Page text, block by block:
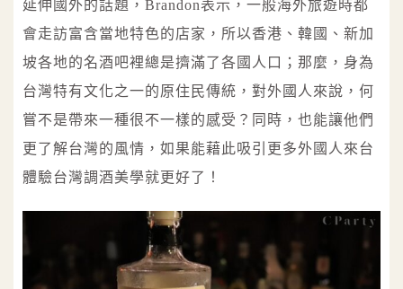
延伸國外的話題，Brandon表示，一般海外旅遊時都
會走訪富含當地特色的店家，所以香港、韓國、新加
坡各地的名酒吧裡總是擠滿了各國人口；那麼，身為
台灣特有文化之一的原住民傳統，對外國人來說，何
嘗不是帶來一種很不一樣的感受？同時，也能讓他們
更了解台灣的風情，如果能藉此吸引更多外國人來台
體驗台灣調酒美學就更好了！